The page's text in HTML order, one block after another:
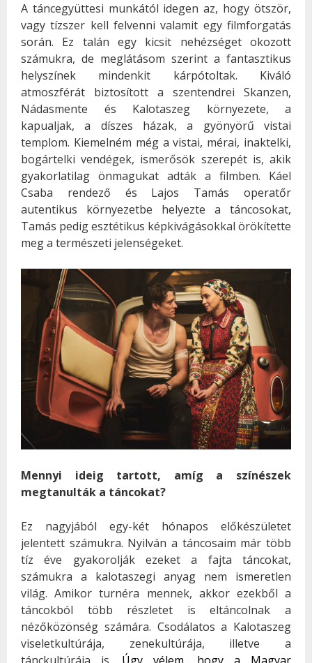
A táncegyüttesi munkától idegen az, hogy ötször,
vagy tízszer kell felvenni valamit egy filmforgatás
során. Ez talán egy kicsit nehézséget okozott
számukra, de meglátásom szerint a fantasztikus
helyszínek mindenkit kárpótoltak. Kiváló
atmoszférát biztosított a szentendrei Skanzen,
Nádasmente és Kalotaszeg környezete, a
kapualjak, a díszes házak, a gyönyörű vistai
templom. Kiemelném még a vistai, mérai, inaktelki,
bogártelki vendégek, ismerősök szerepét is, akik
gyakorlatilag önmagukat adták a filmben. Káel
Csaba rendező és Lajos Tamás operatőr
autentikus környezetbe helyezte a táncosokat,
Tamás pedig esztétikus képkivágásokkal örökítette
meg a természeti jelenségeket.
Mennyi ideig tartott, amíg a színészek
megtanulták a táncokat?
Ez nagyjából egy-két hónapos előkészületet
jelentett számukra. Nyilván a táncosaim már több
tíz éve gyakorolják ezeket a fajta táncokat,
számukra a kalotaszegi anyag nem ismeretlen
világ. Amikor turnéra mennek, akkor ezekből a
táncokból több részletet is eltáncolnak a
nézőközönség számára. Csodálatos a Kalotaszeg
viseletkultúrája, zenekultúrája, illetve a